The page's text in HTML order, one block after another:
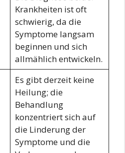
Krankheiten ist oft
schwierig, da die
Symptome langsam
beginnen und sich
allmählich entwickeln.
Es gibt derzeit keine
Heilung; die
Behandlung
konzentriert sich auf
die Linderung der
Symptome und die